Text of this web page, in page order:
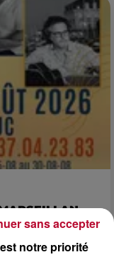
notre priorité
sans accepter